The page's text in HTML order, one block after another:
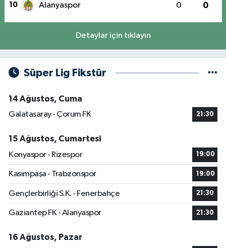
10 Alanyaspor 0 0
Detaylar için tıklayın
Süper Lig Fikstür
14 Ağustos, Cuma
Galatasaray - Çorum FK
21:30
15 Ağustos, Cumartesi
Konyaspor - Rizespor
19:00
Kasımpaşa - Trabzonspor 19:00
Gençlerbirliği S.K. - Fenerbahçe 21:30
Gaziantep FK - Alanyaspor 21:30
16 Ağustos, Pazar